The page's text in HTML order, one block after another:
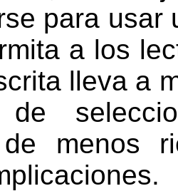
para usar
a los
lleva a
de menos